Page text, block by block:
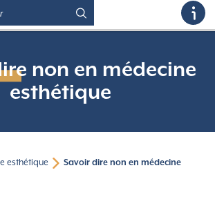
non en médecine
esthétique
esthétique
Savoir dire non en médecine